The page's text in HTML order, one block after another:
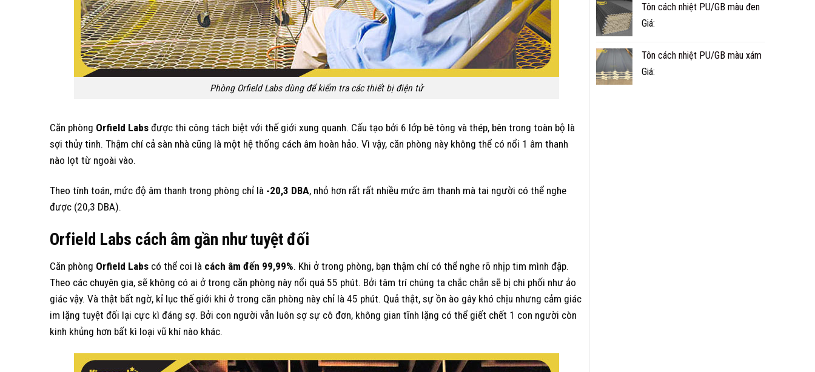
Phòng Orfield Labs dùng để kiểm tra các thiết bị điện tử
Căn phòng Orfield Labs được thi công tách biệt với thế giới xung quanh. Cấu tạo bởi 6 lớp bê tông và thép, bên trong toàn bộ là
sợi thủy tinh. Thậm chí cả sàn nhà cũng là một hệ thống cách âm hoàn hảo. Vì vậy, căn phòng này không thể có nổi 1 âm thanh
nào lọt từ ngoài vào.
Theo tính toán, mức độ âm thanh trong phòng chỉ là -20,3 DBA, nhỏ hơn rất rất nhiều mức âm thanh mà tai người có thể nghe
được (20,3 DBA).
Orfield Labs cách âm gần như tuyệt đối
Căn phòng Orfield Labs có thể coi là cách âm đến 99,99%. Khi ở trong phòng, bạn thậm chí có thể nghe rõ nhịp tim mình đập.
Theo các chuyên gia, sẽ không có ai ở trong căn phòng này nổi quá 55 phút. Bởi tâm trí chúng ta chắc chắn sẽ bị chi phối như ảo
giác vậy. Và thật bất ngờ, kỉ lục thế giới khi ở trong căn phòng này chỉ là 45 phút. Quả thật, sự ồn ào gây khó chịu nhưng cảm giác
im lặng tuyệt đối lại cực kì đáng sợ. Bởi con người vẫn luôn sợ sự cô đơn, không gian tĩnh lặng có thể giết chết 1 con người còn
kinh khủng hơn bất kì loại vũ khí nào khác.
Tôn cách nhiệt PU/GB màu đen
Giá:
Tôn cách nhiệt PU/GB màu xám
Giá: